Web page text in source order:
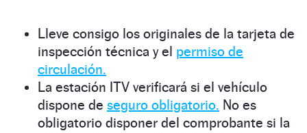
Lleve consigo los originales de la tarjeta de
inspección técnica y el permiso de
circulación.
La estación ITV verificará si el vehículo
dispone de seguro obligatorio. No es
obligatorio disponer del comprobante si la